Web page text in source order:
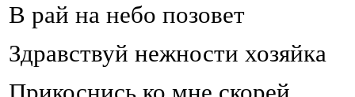
В рай на небо позовет
Здравствуй нежности хозяйка